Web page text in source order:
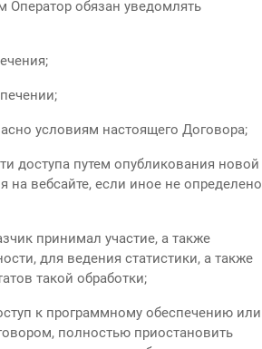
обязан уведомлять
условиям настоящего Договора;
доступа путем опубликования новой
на вебсайте, если иное не определено
принимал участие, а также
для ведения статистики, а также
такой обработки;
к программному обеспечению или
полностью приостановить